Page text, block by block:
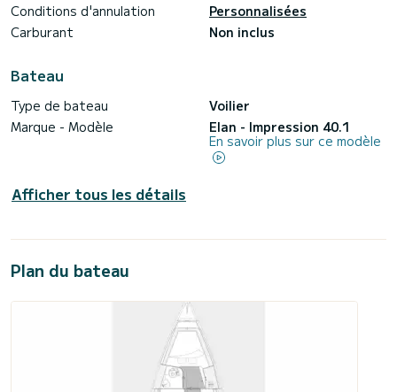
Conditions d'annulation
Personnalisées
Carburant
Non inclus
Bateau
Type de bateau
Voilier
Marque - Modèle
Elan - Impression 40.1
En savoir plus sur ce modèle
Afficher tous les détails
Plan du bateau